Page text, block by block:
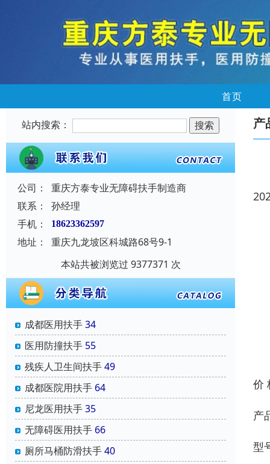
首页
站内搜索：
公司：
重庆方泰专业无障碍扶手制造商
联系：
孙经理
手机：
18623362597
地址：
重庆九龙坡区科城路68号9-1
本站共被浏览过 9377371 次
成都医用扶手34
医用防撞扶手 55
残疾人卫生间扶手49
成都医院用扶手 64
尼龙医用扶手35
无障碍医用扶手 66
厕所马桶防滑扶手40
产
价
产
型